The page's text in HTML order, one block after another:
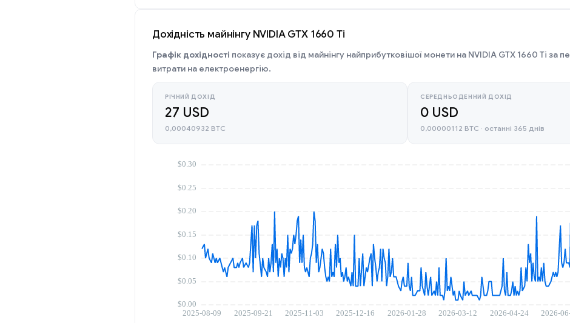
Дохідність майнінгу NVIDIA GTX 1660 Ti
Графік дохідності показує дохід від майнінгу найприбутковішої монети на NVIDIA GTX 1660 Ti за
витрати на електроенергію.
РІЧНИЙ ДОХІД
27 USD
0,00040932 BTC
СЕРЕДНЬОДЕННИЙ ДОХІД
0 USD
0,00000112 BTC · останні 365 днів